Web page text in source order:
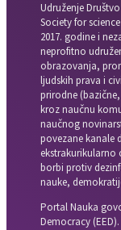
Udruženje
Society for
2017. godine i
neprofitno
obrazovanja,
ljudskih prava i
prirodne
kroz naučnu
naučnog
povezane kanale
ekstrakurikularno
borbi protiv
nauke,
Portal Nauka
Democracy